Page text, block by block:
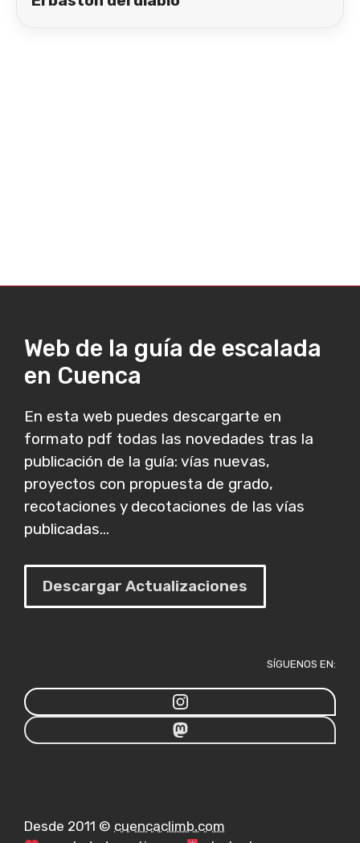
Web de la guía de escalada
en Cuenca
En esta web puedes descargarte en
formato pdf todas las novedades tras la
publicación de la guía: vías nuevas,
proyectos con propuesta de grado,
recotaciones y decotaciones de las vías
publicadas...
Descargar Actualizaciones
SÍGUENOS EN:
Desde 2011 © cuencaclimb.com